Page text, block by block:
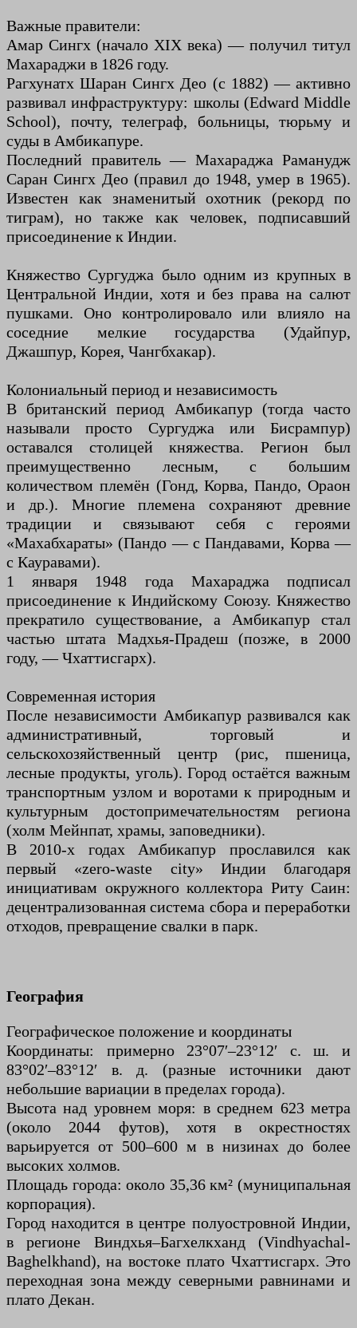
Важные правители:
Амар Сингх (начало XIX века) — получил титул
Махараджи в 1826 году.
Рагхунатх Шаран Сингх Део (с 1882) — активно
развивал инфраструктуру: школы (Edward Middle
School), почту, телеграф, больницы, тюрьму и
суды в Амбикапуре.
Последний правитель — Махараджа Раманудж
Саран Сингх Део (правил до 1948, умер в 1965).
Известен как знаменитый охотник (рекорд по
тиграм), но также как человек, подписавший
присоединение к Индии.
Княжество Сургуджа было одним из крупных в
Центральной Индии, хотя и без права на салют
пушками. Оно контролировало или влияло на
соседние мелкие государства (Удайпур,
Джашпур, Корея, Чангбхакар).
Колониальный период и независимость
В британский период Амбикапур (тогда часто
называли просто Сургуджа или Бисрампур)
оставался столицей княжества. Регион был
преимущественно лесным, с большим
количеством племён (Гонд, Корва, Пандо, Ораон
и др.). Многие племена сохраняют древние
традиции и связывают себя с героями
«Махабхараты» (Пандо — с Пандавами, Корва —
с Кауравами).
1 января 1948 года Махараджа подписал
присоединение к Индийскому Союзу. Княжество
прекратило существование, а Амбикапур стал
частью штата Мадхья-Прадеш (позже, в 2000
году, — Чхаттисгарх).
Современная история
После независимости Амбикапур развивался как
административный, торговый и
сельскохозяйственный центр (рис, пшеница,
лесные продукты, уголь). Город остаётся важным
транспортным узлом и воротами к природным и
культурным достопримечательностям региона
(холм Мейнпат, храмы, заповедники).
В 2010-х годах Амбикапур прославился как
первый «zero-waste city» Индии благодаря
инициативам окружного коллектора Риту Саин:
децентрализованная система сбора и переработки
отходов, превращение свалки в парк.
География
Географическое положение и координаты
Координаты: примерно 23°07′–23°12′ с. ш. и
83°02′–83°12′ в. д. (разные источники дают
небольшие вариации в пределах города).
Высота над уровнем моря: в среднем 623 метра
(около 2044 футов), хотя в окрестностях
варьируется от 500–600 м в низинах до более
высоких холмов.
Площадь города: около 35,36 км² (муниципальная
корпорация).
Город находится в центре полуостровной Индии,
в регионе Виндхья–Багхелкханд (Vindhyachal-
Baghelkhand), на востоке плато Чхаттисгарх. Это
переходная зона между северными равнинами и
плато Декан.